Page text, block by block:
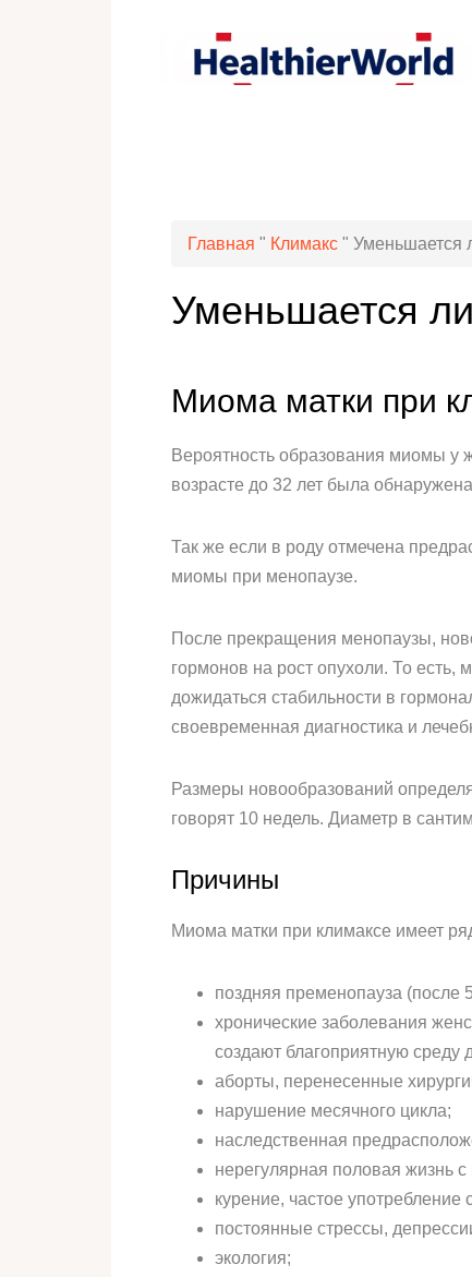
Главная " Климакс " Уменьшается
Уменьшается
Миома матки при
Вероятность образования миомы у
возрасте до 32 лет была
Так же если в роду отмечена
миомы при менопаузе.
После прекращения менопаузы,
гормонов на рост опухоли. То есть,
дожидаться стабильности в
своевременная диагностика и
Размеры новообразований
говорят 10 недель. Диаметр в
Причины
Миома матки при климаксе имеет
поздняя пременопауза (после
хронические заболевания
создают благоприятную
аборты, перенесенные
нарушение месячного цикла;
наследственная
нерегулярная половая жизнь
курение, частое
постоянные стрессы,
экология;